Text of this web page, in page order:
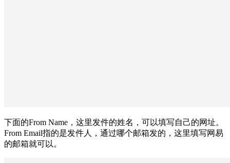
下面的From Name，这里发件的姓名，可以填写自己的网址。
From Email指的是发件人，通过哪个邮箱发的，这里填写网易
的邮箱就可以。